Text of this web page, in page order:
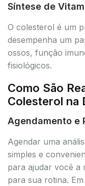
Síntese de
O colesterol é um
desempenha um
ossos, função
fisiológicos.
Como São
Colesterol na
Agendamento e
Agendar uma
simples e
para ajudar você a
para sua rotina.